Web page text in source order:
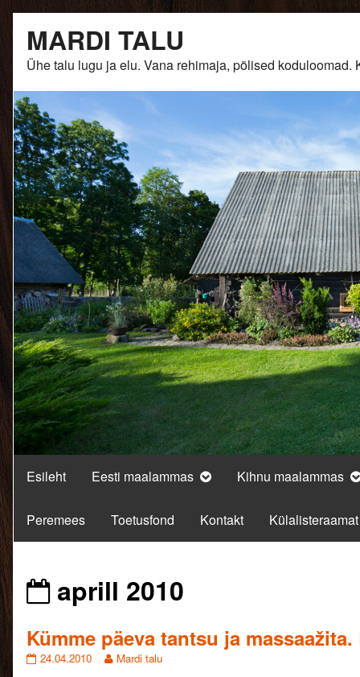
content
MARDI TALU
Ühe talu lugu ja elu. Vana rehimaja, põlised
Esileht Eesti maalammas Kihnu maalammas
Peremees Toetusfond Kontakt Külalisteraamat
Posts
aprill 2010
Kümme päeva tantsu ja
Kümme
24.04.2010
Read
Mardi talu